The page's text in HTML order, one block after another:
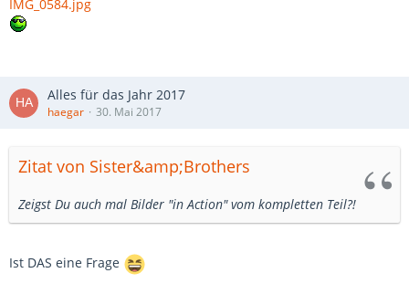
IMG_0584.jpg
Alles für das Jahr 2017
haegar 30. Mai 2017
Zitat von Sister&amp;Brothers
Zeigst Du auch mal Bilder "in Action" vom kompletten Teil?!
Ist DAS eine Frage